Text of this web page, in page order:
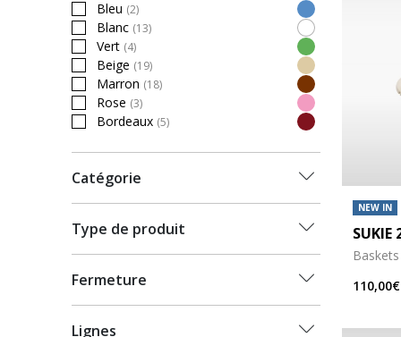
Bleu (2)
Refine by Couleur: Bleu
Blanc (13)
Refine by Couleur: Blanc
Vert (4)
Refine by Couleur: Vert
Beige (19)
Refine by Couleur: Beige
Marron (18)
Refine by Couleur: Marron
Rose (3)
Refine by Couleur: Rose
Bordeaux (5)
Refine by Couleur: Bordeaux
Catégorie
Type de produit
Fermeture
Lignes
NEW IN
SUKIE
110,00€